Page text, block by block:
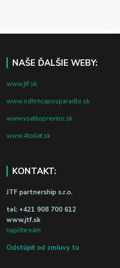
NAŠE ĎALŠIE WEBY:
www.jtf.sk
www.odhrncaposparadlo.sk
www.vsetkoprevino.sk
www.4toilet.sk
KONTAKT:
JTF partnership s.r.o.
tel: +421 908 700 612
www.jtf.sk
napíšte nám
Odstúpiť od zmluvy tu